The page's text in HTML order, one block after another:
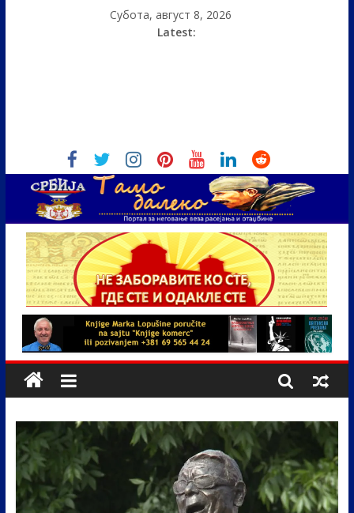
Субота, август 8, 2026
Latest: